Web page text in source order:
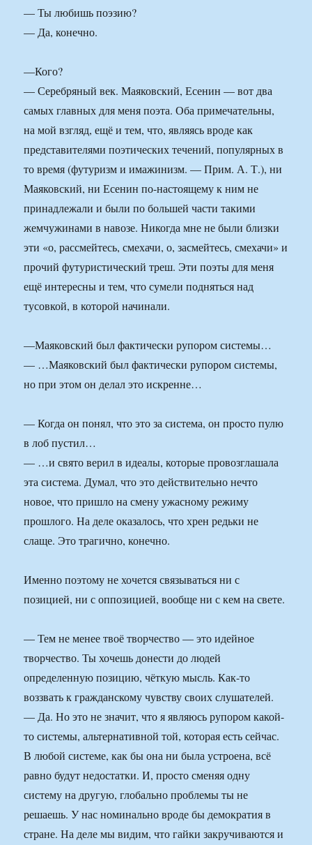
— Ты любишь поэзию?
— Да, конечно.
—Кого?
— Серебряный век. Маяковский, Есенин — вот два
самых главных для меня поэта. Оба примечательны,
на мой взгляд, ещё и тем, что, являясь вроде как
представителями поэтических течений, популярных в
то время (футуризм и имажинизм. — Прим. А. Т.), ни
Маяковский, ни Есенин по-настоящему к ним не
принадлежали и были по большей части такими
жемчужинами в навозе. Никогда мне не были близки
эти «о, рассмейтесь, смехачи, о, засмейтесь, смехачи» и
прочий футуристический треш. Эти поэты для меня
ещё интересны и тем, что сумели подняться над
тусовкой, в которой начинали.
—Маяковский был фактически рупором системы…
— …Маяковский был фактически рупором системы,
но при этом он делал это искренне…
— Когда он понял, что это за система, он просто пулю
в лоб пустил…
— …и свято верил в идеалы, которые провозглашала
эта система. Думал, что это действительно нечто
новое, что пришло на смену ужасному режиму
прошлого. На деле оказалось, что хрен редьки не
слаще. Это трагично, конечно.
Именно поэтому не хочется связываться ни с
позицией, ни с оппозицией, вообще ни с кем на свете.
— Тем не менее твоё творчество — это идейное
творчество. Ты хочешь донести до людей
определенную позицию, чёткую мысль. Как-то
воззвать к гражданскому чувству своих слушателей.
— Да. Но это не значит, что я являюсь рупором какой-
то системы, альтернативной той, которая есть сейчас.
В любой системе, как бы она ни была устроена, всё
равно будут недостатки. И, просто сменяя одну
систему на другую, глобально проблемы ты не
решаешь. У нас номинально вроде бы демократия в
стране. На деле мы видим, что гайки закручиваются и